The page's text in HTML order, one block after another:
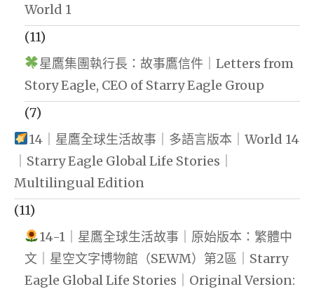
World 1
(11)
星鷹集團執行長：故事鷹信件｜Letters from
Story Eagle, CEO of Starry Eagle Group
(7)
14｜星鷹全球生活故事｜多語言版本｜World 14
｜Starry Eagle Global Life Stories｜
Multilingual Edition
(11)
14-1｜星鷹全球生活故事｜原始版本：繁體中
文｜星空文字博物館（SEWM）第2區｜Starry
Eagle Global Life Stories｜Original Version: